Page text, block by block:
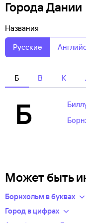
Города Дании
Названия
Русские
Б В К
Б
Может быть
Борнхольм в буквах
Обозначив
Город в цифрах